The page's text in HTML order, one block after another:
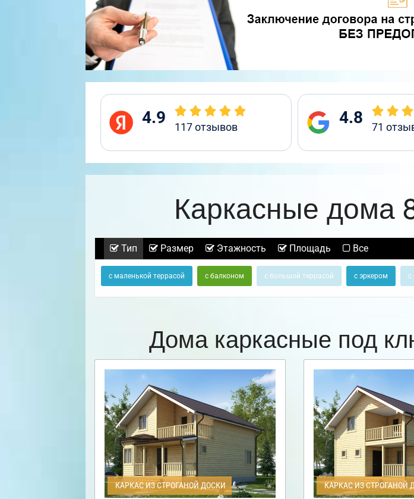
4.9 117отзывов 4.8 71
Каркасные дома
Тип Размер Этажность Площадь Все
с маленькой террасой с балконом с большой террасой с эркером с
Дома каркасные под
КАРКАС ИЗ СТРОГАНОЙ ДОСКИ КАРКАС ИЗ СТРОГАНОЙ